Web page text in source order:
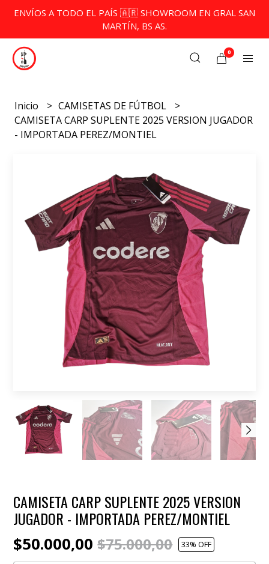
ENVÍOS A TODO EL PAÍS 🇦🇷 SHOWROOM EN GRAL SAN
MARTÍN, BS AS.
0
Inicio
CAMISETAS DE FÚTBOL
CAMISETA CARP SUPLENTE 2025 VERSION JUGADOR
- IMPORTADA PEREZ/MONTIEL
CAMISETA CARP SUPLENTE 2025 VERSION
JUGADOR - IMPORTADA PEREZ/MONTIEL
$50.000,00$75.000,00 33% OFF